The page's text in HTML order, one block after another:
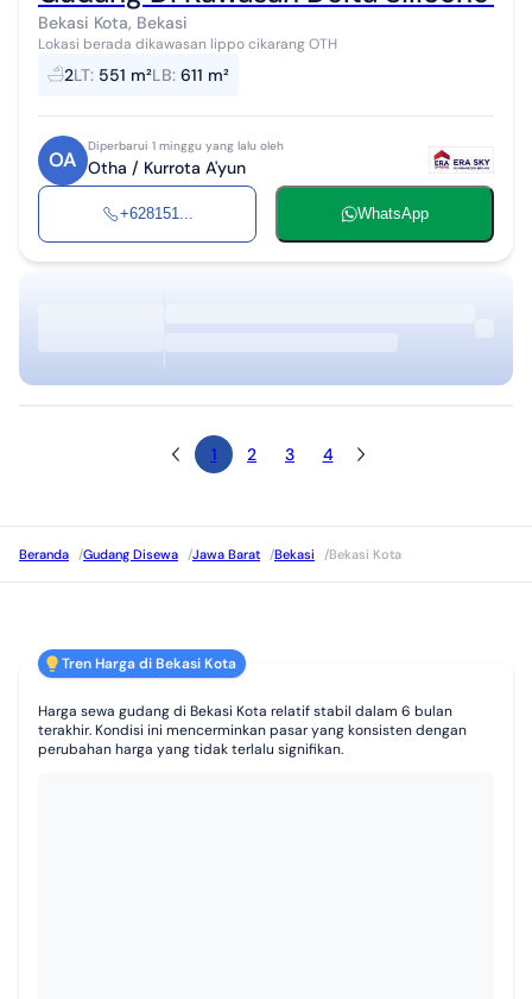
Bekasi Kota, Bekasi
Lokasi berada dikawasan lippo cikarang OTH
2LT: 551 m²LB: 611 m²
OA
Diperbarui 1 minggu yang lalu oleh
Otha / Kurrota A'yun
+628151... WhatsApp
1 2 3 4
Beranda /Gudang Disewa /Jawa Barat /Bekasi /Bekasi Kota
Tren Harga di Bekasi Kota
Harga sewa gudang di Bekasi Kota relatif stabil dalam 6 bulan
terakhir. Kondisi ini mencerminkan pasar yang konsisten dengan
perubahan harga yang tidak terlalu signifikan.